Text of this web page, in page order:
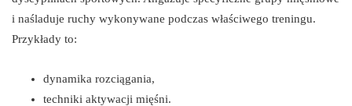
i naśladuje ruchy wykonywane podczas właściwego treningu.
Przykłady to:
dynamika rozciągania,
techniki aktywacji mięśni.